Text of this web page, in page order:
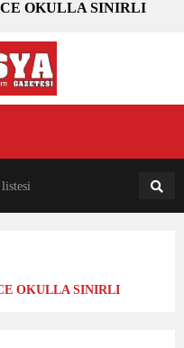
OKULLA SINIRLI
18:31
OKULLA SINIRLI